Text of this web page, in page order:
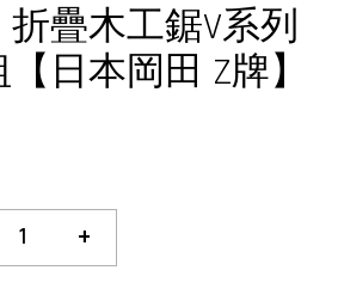
折疊木工鋸V系列
日本岡田 Z牌】
+